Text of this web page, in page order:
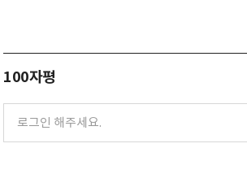
100자평